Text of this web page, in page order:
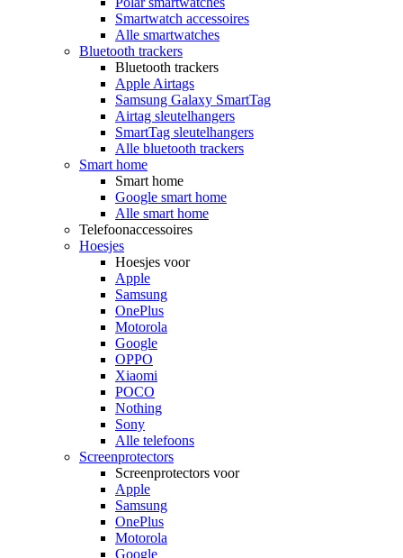
Smartwatch accessoires
Alle smartwatches
Bluetooth trackers
Bluetooth trackers
Apple Airtags
Samsung Galaxy SmartTag
Airtag sleutelhangers
SmartTag sleutelhangers
Alle bluetooth trackers
Smart home
Smart home
Google smart home
Alle smart home
Telefoonaccessoires
Hoesjes
Hoesjes voor
Apple
Samsung
OnePlus
Motorola
Google
OPPO
Xiaomi
POCO
Nothing
Sony
Alle telefoons
Screenprotectors
Screenprotectors voor
Apple
Samsung
OnePlus
Motorola
Google